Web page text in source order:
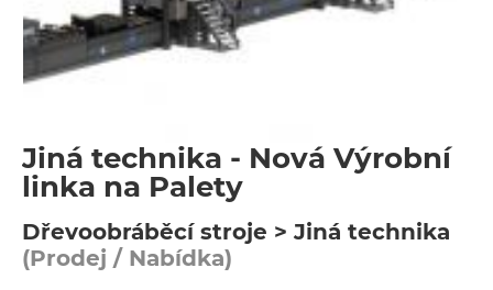
Jiná technika - Nová Výrobní
linka na Palety
Dřevoobráběcí stroje > Jiná technika
(Prodej / Nabídka)